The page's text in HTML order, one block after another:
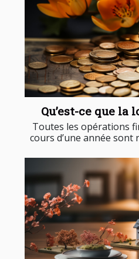
Qu’est-ce que la
Toutes les opérations
cours d’une année sont